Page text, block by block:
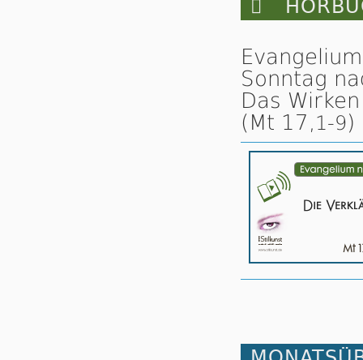

Sonntag
Das
(Mt 17,1-9)